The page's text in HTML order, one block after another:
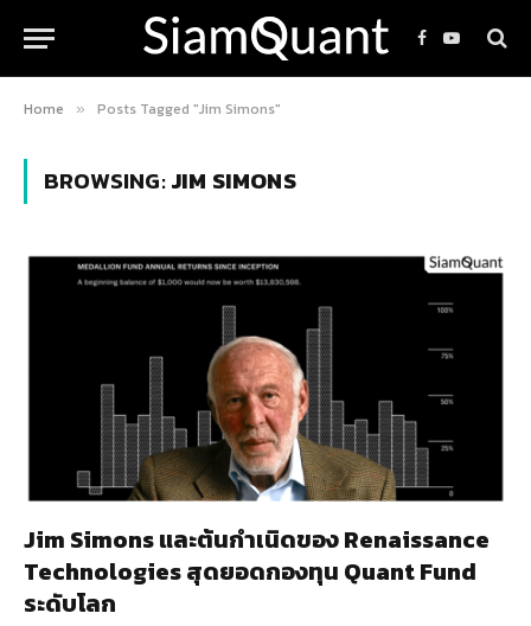
Facebook
YouTube
Home » Posts Tagged "Jim Simons"
BROWSING:JIM SIMONS
Jim Simons และต้นกำเนิดของ Renaissance
Technologies สุดยอดกองทุน Quant Fund
ระดับโลก